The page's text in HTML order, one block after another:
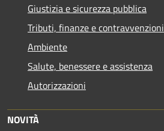
Giustizia e sicurezza pubblica
Tributi, finanze e contravvenzioni
Ambiente
Salute, benessere e assistenza
Autorizzazioni
NOVITÀ